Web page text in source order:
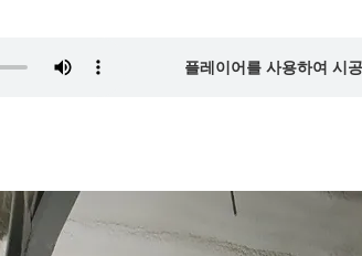
플레이어를 사용하여 시